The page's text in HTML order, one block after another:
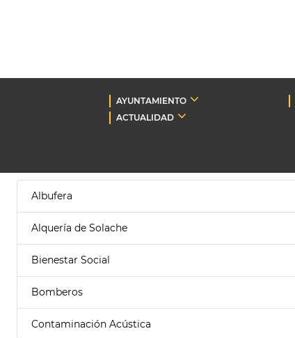
AYUNTAMIENTO
ACTUALIDAD
Albufera
Alquería de Solache
Bienestar Social
Bomberos
Contaminación Acústica